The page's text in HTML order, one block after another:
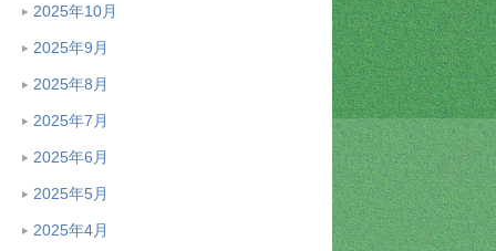
2025年10月
2025年9月
2025年8月
2025年7月
2025年6月
2025年5月
2025年4月